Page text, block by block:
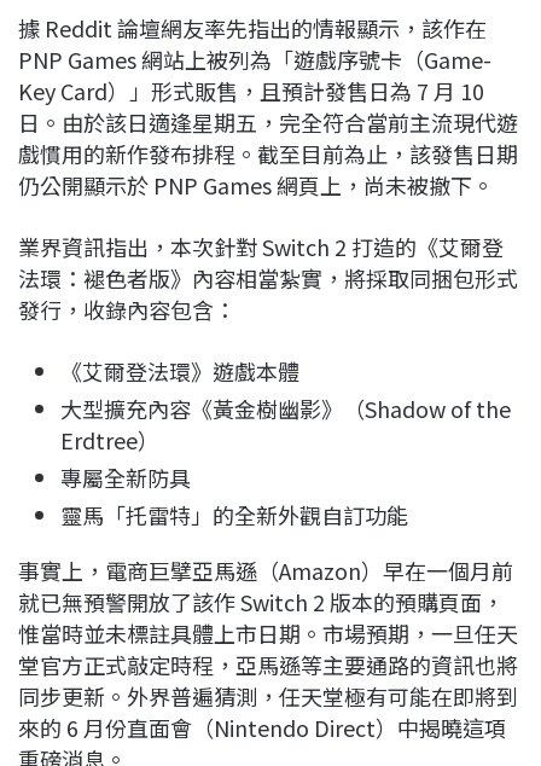
據 Reddit 論壇網友率先指出的情報顯示，該作在
PNP Games 網站上被列為「遊戲序號卡（Game-
Key Card）」形式販售，且預計發售日為 7 月 10
日。由於該日適逢星期五，完全符合當前主流現代遊
戲慣用的新作發布排程。截至目前為止，該發售日期
仍公開顯示於 PNP Games 網頁上，尚未被撤下。
業界資訊指出，本次針對 Switch 2 打造的《艾爾登
法環：褪色者版》內容相當紮實，將採取同捆包形式
發行，收錄內容包含：
《艾爾登法環》遊戲本體
大型擴充內容《黃金樹幽影》（Shadow of the
Erdtree）
專屬全新防具
靈馬「托雷特」的全新外觀自訂功能
事實上，電商巨擘亞馬遜（Amazon）早在一個月前
就已無預警開放了該作 Switch 2 版本的預購頁面，
惟當時並未標註具體上市日期。市場預期，一旦任天
堂官方正式敲定時程，亞馬遜等主要通路的資訊也將
同步更新。外界普遍猜測，任天堂極有可能在即將到
來的 6 月份直面會（Nintendo Direct）中揭曉這項
重磅消息。